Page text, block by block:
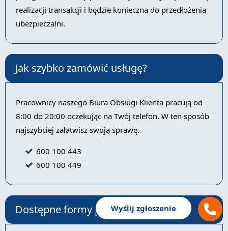
realizacji transakcji i będzie konieczna do przedłożenia
ubezpieczalni.
Jak szybko zamówić usługę?
Pracownicy naszego Biura Obsługi Klienta pracują od
8:00 do 20:00 oczekując na Twój telefon. W ten sposób
najszybciej załatwisz swoją sprawę.
600 100 443
600 100 449
Dostępne formy płatnościWyślij zgłoszenie